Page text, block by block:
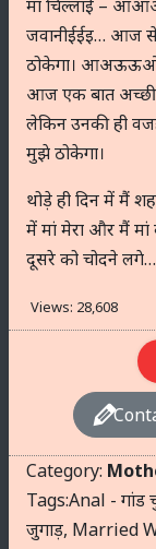
मां चिल्लाई –
जवानीईईइ… आज
ठोकेगा।
आज एक बात अच्छी
लेकिन उनकी ही
मुझे ठोकेगा।
थोड़े ही दिन में मैं
में मां मेरा और मैं
दूसरे को चोदने लगे…
Views: 28,608
Category:
Tags:Anal - गांड
जुगाड़, Married